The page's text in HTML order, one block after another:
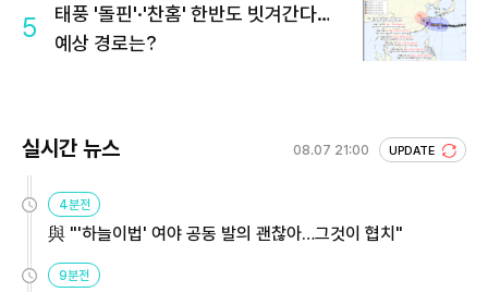
5
태풍 '돌핀'·'찬홈' 한반도 빗겨간다…
예상 경로는?
실시간 뉴스 08.07 21:00 UPDATE
4분전
與 "'하늘이법' 여야 공동 발의 괜찮아…그것이 협치"
9분전